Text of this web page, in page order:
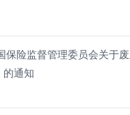
保险监督管理委员会关于
的通知